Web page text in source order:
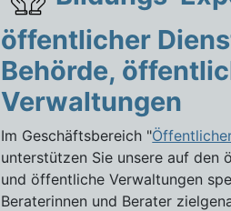
öffentlicher
Behörde,
Verwaltungen
Im Geschäftsbereich "
unterstützen Sie unsere auf den
und öffentliche Verwaltungen
Beraterinnen und Berater